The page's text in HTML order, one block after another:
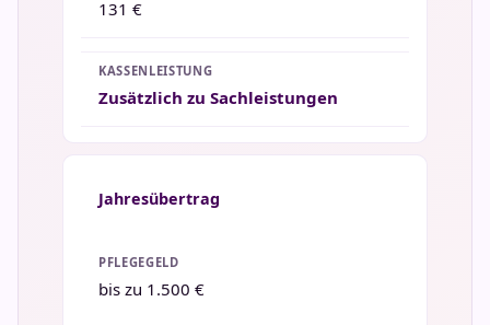
131 €
Zusätzlich zu Sachleistungen
Jahresübertrag
bis zu 1.500 €